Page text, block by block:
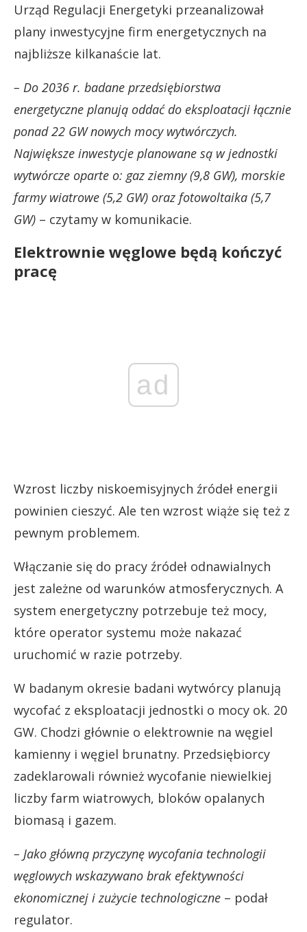
Urząd Regulacji Energetyki przeanalizował
plany inwestycyjne firm energetycznych na
najbliższe kilkanaście lat.
– Do 2036 r. badane przedsiębiorstwa
energetyczne planują oddać do eksploatacji łącznie
ponad 22 GW nowych mocy wytwórczych.
Największe inwestycje planowane są w jednostki
wytwórcze oparte o: gaz ziemny (9,8 GW), morskie
farmy wiatrowe (5,2 GW) oraz fotowoltaika (5,7
GW) – czytamy w komunikacie.
Elektrownie węglowe będą kończyć
pracę
ad
Wzrost liczby niskoemisyjnych źródeł energii
powinien cieszyć. Ale ten wzrost wiąże się też z
pewnym problemem.
Włączanie się do pracy źródeł odnawialnych
jest zależne od warunków atmosferycznych. A
system energetyczny potrzebuje też mocy,
które operator systemu może nakazać
uruchomić w razie potrzeby.
W badanym okresie badani wytwórcy planują
wycofać z eksploatacji jednostki o mocy ok. 20
GW. Chodzi głównie o elektrownie na węgiel
kamienny i węgiel brunatny. Przedsiębiorcy
zadeklarowali również wycofanie niewielkiej
liczby farm wiatrowych, bloków opalanych
biomasą i gazem.
– Jako główną przyczynę wycofania technologii
węglowych wskazywano brak efektywności
ekonomicznej i zużycie technologiczne – podał
regulator.